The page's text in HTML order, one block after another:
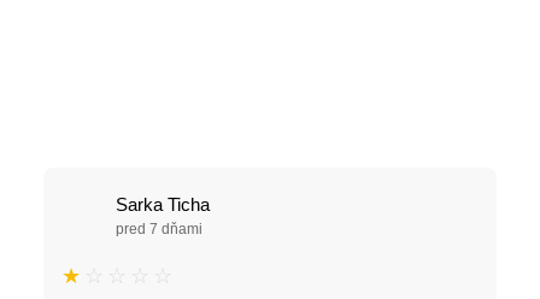
Sarka Ticha
pred 7 dňami
★ ☆ ☆ ☆ ☆